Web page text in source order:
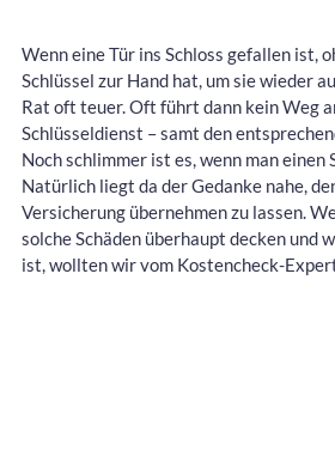
Wenn eine Tür ins Schloss gefallen ist,
Schlüssel zur Hand hat, um sie wieder
Rat oft teuer. Oft führt dann kein Weg
Schlüsseldienst – samt den
Noch schlimmer ist es, wenn man
Natürlich liegt da der Gedanke nahe,
Versicherung übernehmen zu lassen.
solche Schäden überhaupt decken und
ist, wollten wir vom Kostencheck-